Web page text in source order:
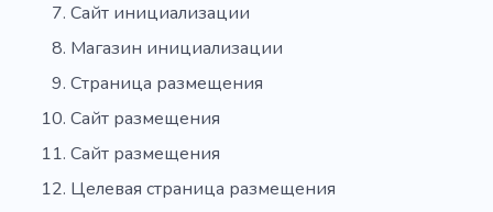
Сайт инициализации
Магазин инициализации
Страница размещения
Сайт размещения
Сайт размещения
Целевая страница размещения